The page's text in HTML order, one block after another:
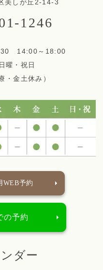
美しが丘2-14-3
1246
14:00～18:00
曜・祝日
・金土休み）
WEB予約
の予約
ダー